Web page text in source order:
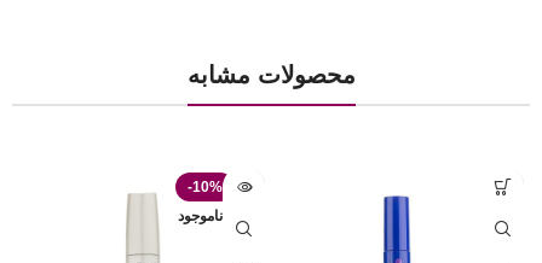
محصولات مشابه
-10%
ناموجود